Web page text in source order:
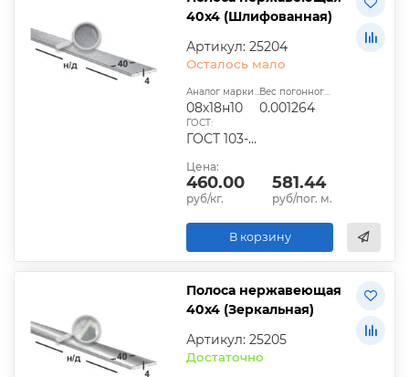
40х4 (Шлифованная)
Артикул: 25204
Осталось мало
Аналог марки стали:
08х18н10
Вес погонного метра, т.:
0.001264
ГОСТ:
ГОСТ 103-2006
Цена:
460.00
руб/кг.
581.44
руб/пог. м.
В корзину
Полоса нержавеющая
40х4 (Зеркальная)
Артикул: 25205
Достаточно